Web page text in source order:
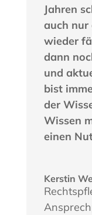
Jahren
auch nur
wieder
dann
und
bist
der
Wissen
einen
Kerstin